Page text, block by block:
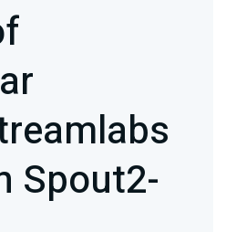
Spout2-